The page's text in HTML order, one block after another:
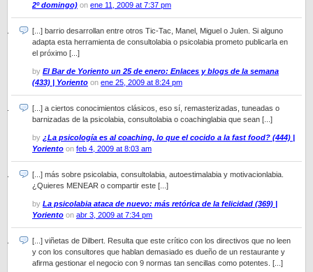
2º domingo) on ene 11, 2009 at 7:37 pm
[...] barrio desarrollan entre otros Tic-Tac, Manel, Miguel o Julen. Si alguno
adapta esta herramienta de consultolabia o psicolabia prometo publicarla en
el próximo [...]
by El Bar de Yoriento un 25 de enero: Enlaces y blogs de la semana
(433) | Yoriento on ene 25, 2009 at 8:24 pm
[...] a ciertos conocimientos clásicos, eso sí, remasterizadas, tuneadas o
barnizadas de la psicolabia, consultolabia o coachinglabia que sean [...]
by ¿La psicología es al coaching, lo que el cocido a la fast food? (444) |
Yoriento on feb 4, 2009 at 8:03 am
[...] más sobre psicolabia, consultolabia, autoestimalabia y motivacionlabia.
¿Quieres MENEAR o compartir este [...]
by La psicolabia ataca de nuevo: más retórica de la felicidad (369) |
Yoriento on abr 3, 2009 at 7:34 pm
[...] viñetas de Dilbert. Resulta que este crítico con los directivos que no leen
y con los consultores que hablan demasiado es dueño de un restaurante y
afirma gestionar el negocio con 9 normas tan sencillas como potentes. [...]